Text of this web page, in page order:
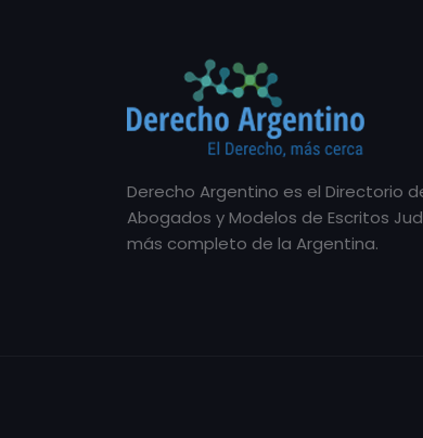
Derecho Argentino es el Directorio
Abogados y Modelos de Escritos
más completo de la Argentina.